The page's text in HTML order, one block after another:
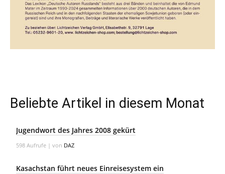
Beliebte Artikel in diesem Monat
Jugendwort des Jahres 2008 gekürt
598 Aufrufe | von DAZ
Kasachstan führt neues Einreisesystem ein